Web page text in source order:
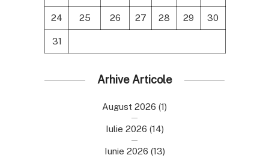
24 25 26 27 28 29 30
31
Arhive Articole
August 2026 (1)
Iulie 2026 (14)
Iunie 2026 (13)